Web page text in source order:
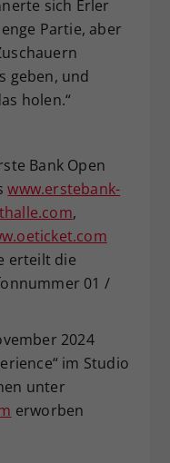
sich Erler
Partie, aber
geben, und
holen.“
Bank Open
www.erstebank-
,
erteilt die
01 /
2024
im Studio
unter
erworben